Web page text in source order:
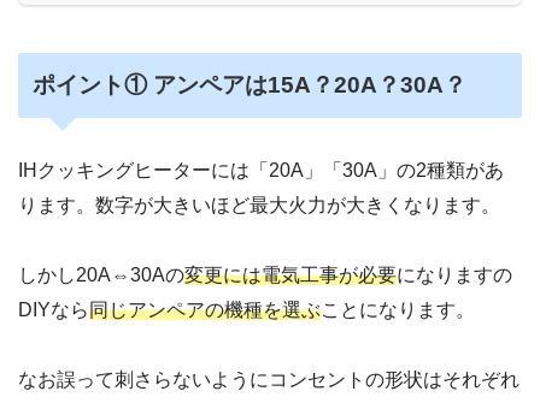
ポイント① アンペアは15A？20A？30A？
IHクッキングヒーターには「20A」「30A」の2種類があ
ります。数字が大きいほど最大火力が大きくなります。
しかし20A⇔30Aの変更には電気工事が必要になりますの
DIYなら同じアンペアの機種を選ぶことになります。
なお誤って刺さらないようにコンセントの形状はそれぞれ